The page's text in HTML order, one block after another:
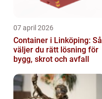
07 april 2026
Container i Linköping: Så
väljer du rätt lösning för
bygg, skrot och avfall